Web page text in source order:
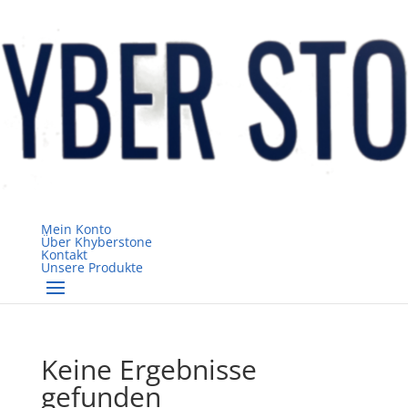
Mein Konto
Über Khyberstone
Kontakt
Unsere Produkte
Keine Ergebnisse
gefunden